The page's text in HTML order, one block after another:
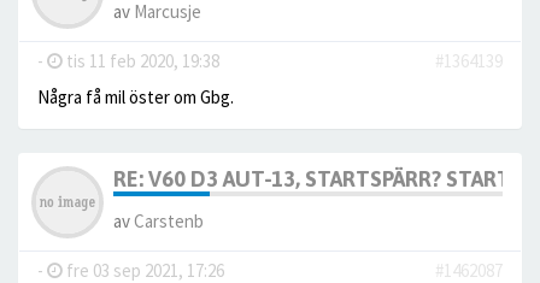
av Marcusje
- tis 11 feb 2020, 19:38
#1364139
Några få mil öster om Gbg.
RE: V60 D3 AUT-13, STARTSPÄRR? STARTAR
avCarstenb
- fre 03 sep 2021, 17:26
#1462087